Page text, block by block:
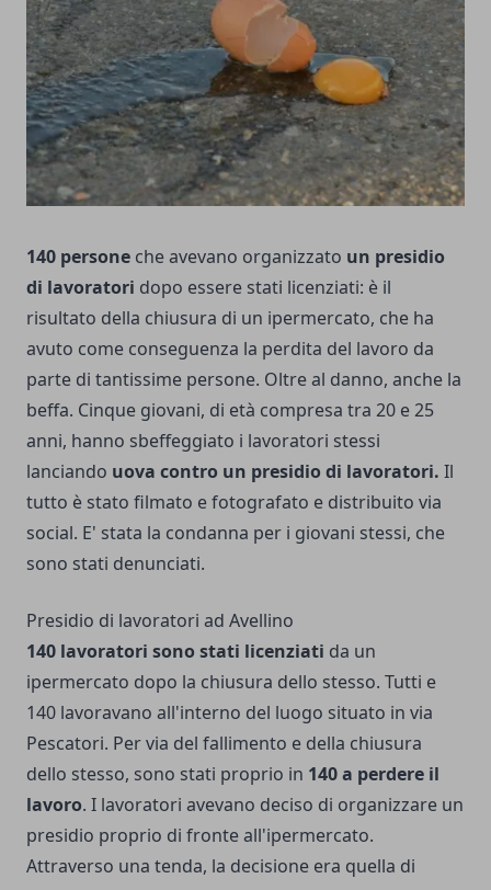
140 persone che avevano organizzato un presidio
di lavoratori dopo essere stati licenziati: è il
risultato della chiusura di un ipermercato, che ha
avuto come conseguenza la perdita del lavoro da
parte di tantissime persone. Oltre al danno, anche la
beffa. Cinque giovani, di età compresa tra 20 e 25
anni, hanno sbeffeggiato i lavoratori stessi
lanciando uova contro un presidio di lavoratori. Il
tutto è stato filmato e fotografato e distribuito via
social. E' stata la condanna per i giovani stessi, che
sono stati denunciati.
Presidio di lavoratori ad Avellino
140 lavoratori sono stati licenziati da un
ipermercato dopo la chiusura dello stesso. Tutti e
140 lavoravano all'interno del luogo situato in via
Pescatori. Per via del fallimento e della chiusura
dello stesso, sono stati proprio in 140 a perdere il
lavoro. I lavoratori avevano deciso di organizzare un
presidio proprio di fronte all'ipermercato.
Attraverso una tenda, la decisione era quella di